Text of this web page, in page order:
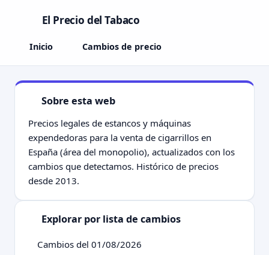
El Precio del Tabaco
Inicio Cambios de precio
Sobre esta web
Precios legales de estancos y máquinas
expendedoras para la venta de cigarrillos en
España (área del monopolio), actualizados con los
cambios que detectamos. Histórico de precios
desde 2013.
Explorar por lista de cambios
Cambios del 01/08/2026